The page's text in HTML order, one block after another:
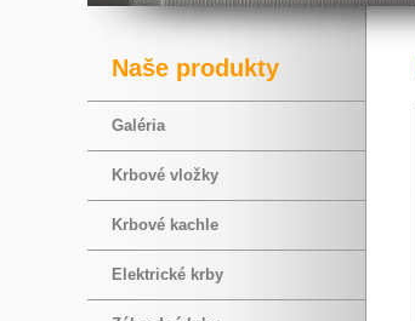
Naše produkty
Galéria
Krbové vložky
Krbové kachle
Elektrické krby